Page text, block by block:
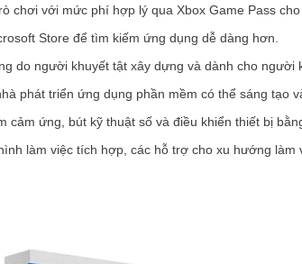
chơi với mức phí hợp lý qua Xbox Game Pass
Store để tìm kiếm ứng dụng dễ dàng hơn.
do người khuyết tật xây dựng và dành cho người
phát triển ứng dụng phần mềm có thể sáng tạo
cảm ứng, bút kỹ thuật số và điều khiển thiết bị
làm việc tích hợp, các hỗ trợ cho xu hướng